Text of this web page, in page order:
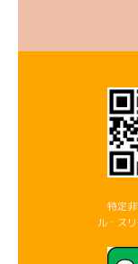
特定
ル・ス